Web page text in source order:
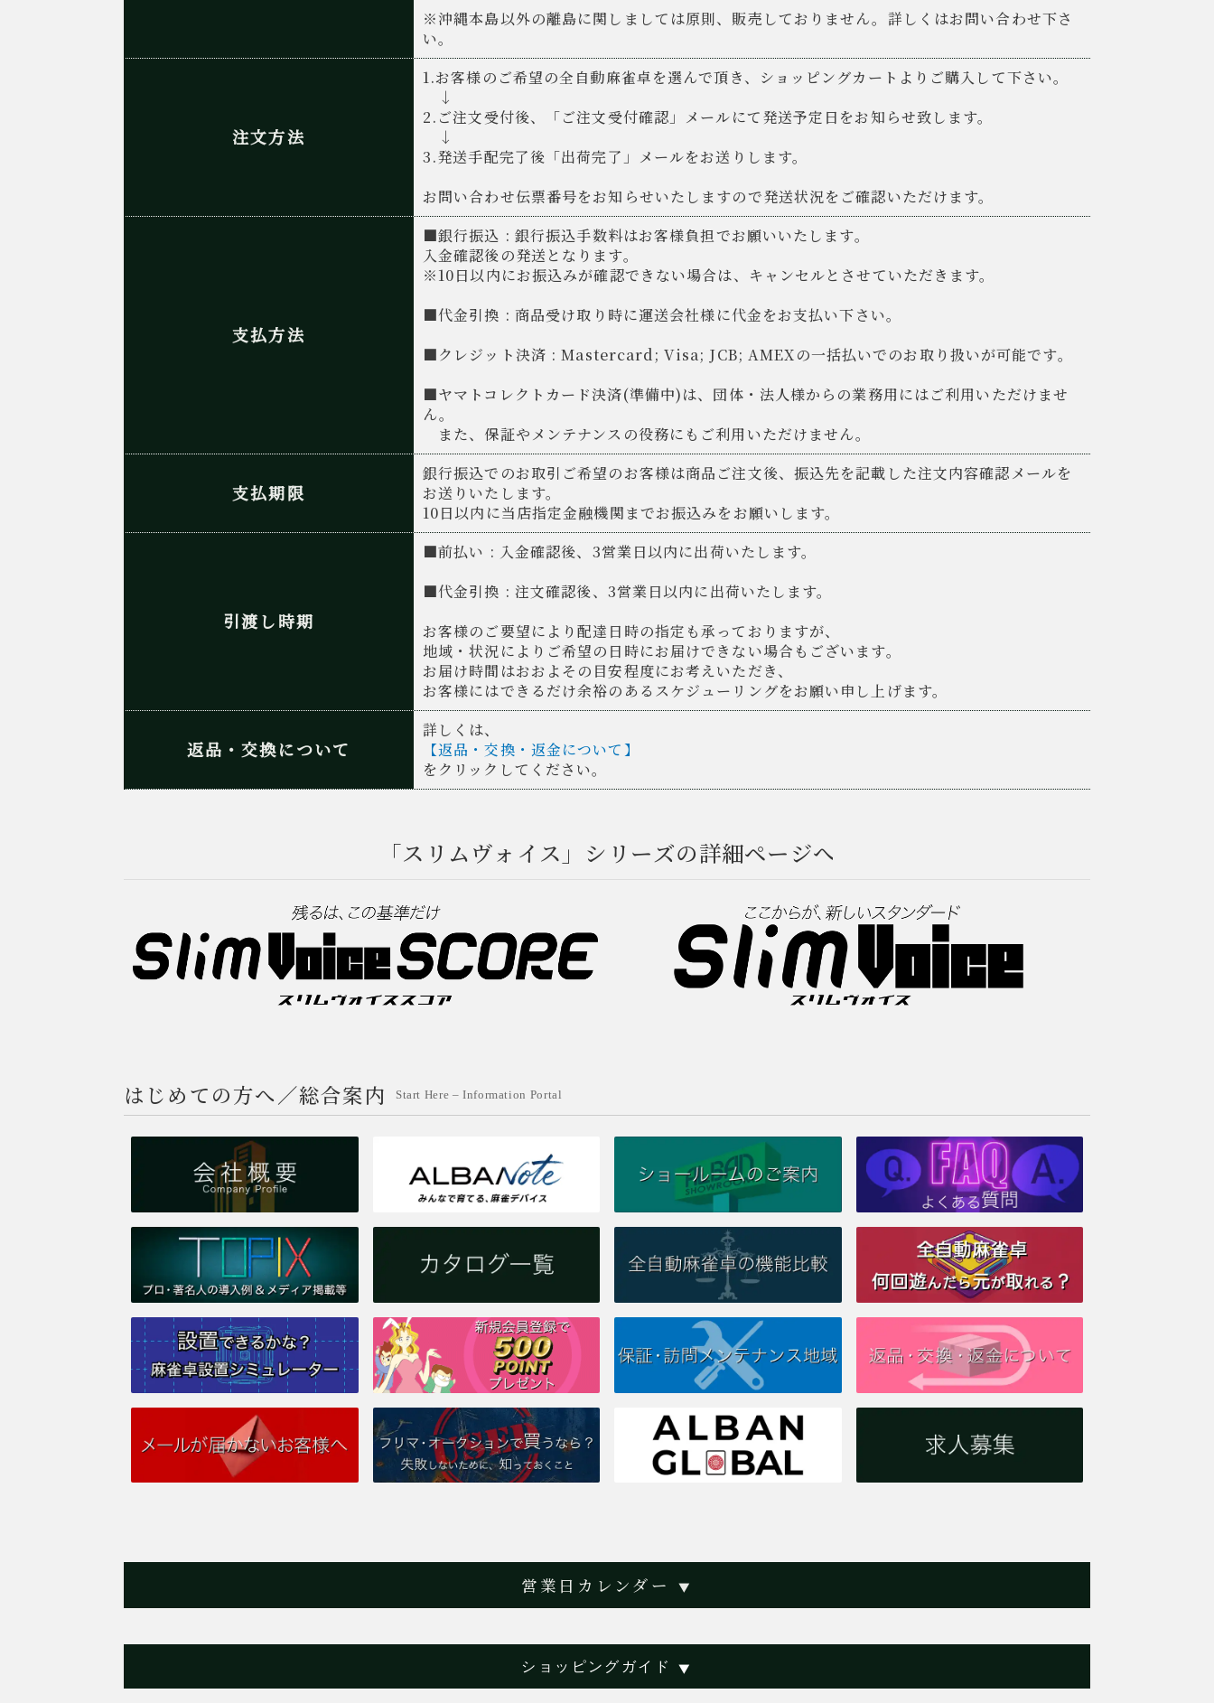
※沖縄本島以外の離島に関しましては原則、販売しておりません。詳しくはお問い合わせ下さ
い。
注文方法
1.お客様のご希望の全自動麻雀卓を選んで頂き、ショッピングカートよりご購入して下さい。
↓
2.ご注文受付後、「ご注文受付確認」メールにて発送予定日をお知らせ致します。
↓
3.発送手配完了後「出荷完了」メールをお送りします。
お問い合わせ伝票番号をお知らせいたしますので発送状況をご確認いただけます。
支払方法
■銀行振込 : 銀行振込手数料はお客様負担でお願いいたします。
入金確認後の発送となります。
※10日以内にお振込みが確認できない場合は、キャンセルとさせていただきます。
■代金引換 : 商品受け取り時に運送会社様に代金をお支払い下さい。
■クレジット決済 : Mastercard; Visa; JCB; AMEXの一括払いでのお取り扱いが可能です。
■ヤマトコレクトカード決済(準備中)は、団体・法人様からの業務用にはご利用いただけませ
ん。
また、保証やメンテナンスの役務にもご利用いただけません。
支払期限
銀行振込でのお取引ご希望のお客様は商品ご注文後、振込先を記載した注文内容確認メールを
お送りいたします。
10日以内に当店指定金融機関までお振込みをお願いします。
引渡し時期
■前払い : 入金確認後、3営業日以内に出荷いたします。
■代金引換 : 注文確認後、3営業日以内に出荷いたします。
お客様のご要望により配達日時の指定も承っておりますが、
地域・状況によりご希望の日時にお届けできない場合もございます。
お届け時間はおおよその目安程度にお考えいただき、
お客様にはできるだけ余裕のあるスケジューリングをお願い申し上げます。
返品・交換について
詳しくは、
【返品・交換・返金について】
をクリックしてください。
「スリムヴォイス」シリーズの詳細ページへ
はじめての方へ／総合案内 Start Here – Information Portal
営業日カレンダー ▼
ショッピングガイド ▼